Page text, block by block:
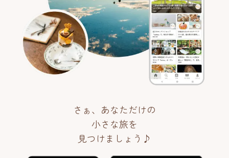
さぁ、あなただけの
小さな旅を
見つけましょう♪